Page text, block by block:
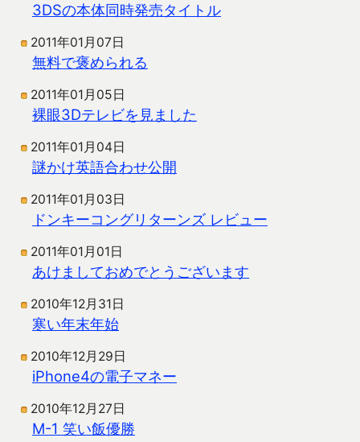
3DSの本体同時発売タイトル
2011年01月07日
無料で褒められる
2011年01月05日
裸眼3Dテレビを見ました
2011年01月04日
謎かけ英語合わせ公開
2011年01月03日
ドンキーコングリターンズ レビュー
2011年01月01日
あけましておめでとうございます
2010年12月31日
寒い年末年始
2010年12月29日
iPhone4の電子マネー
2010年12月27日
M-1 笑い飯優勝